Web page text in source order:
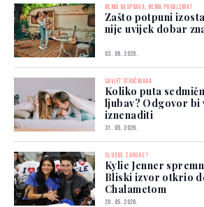
NEMA RASPRAVA, NEMA PROBLEMA?
Zašto potpuni
nije uvijek dobar
03. 06. 2026.
SAVJET STRUČNJAKA
Koliko puta
ljubav? Odgovor bi
iznenaditi
31. 05. 2026.
SLIJEDE ZARUKE?
Kylie Jenner
Bliski izvor otkrio
Chalametom
28. 05. 2026.